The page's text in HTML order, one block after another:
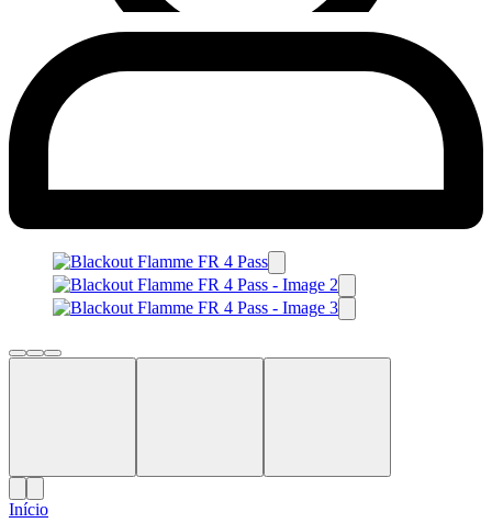
Início